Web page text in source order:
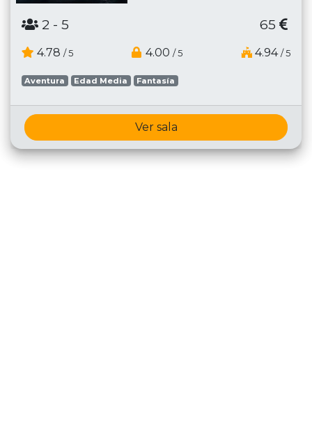
2 - 5 65
4.78 / 5 4.00 / 5 4.94 / 5
Aventura Edad Media Fantasía
Ver sala